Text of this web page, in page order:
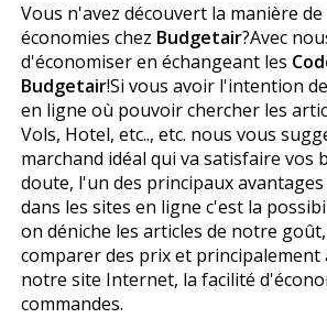
Vous n'avez découvert la manière
économies chez Budgetair?Avec
d'économiser en échangeant les
Budgetair!Si vous avoir l'intention
en ligne où pouvoir chercher les
Vols, Hotel, etc.., etc. nous vous
marchand idéal qui va satisfaire vos
doute, l'un des principaux
dans les sites en ligne c'est la
on déniche les articles de notre
comparer des prix et principalement
notre site Internet, la facilité
commandes.